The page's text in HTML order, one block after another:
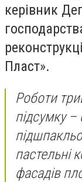
керівник
Пласт».
Роботи
підсумку
пастельні
фасадів